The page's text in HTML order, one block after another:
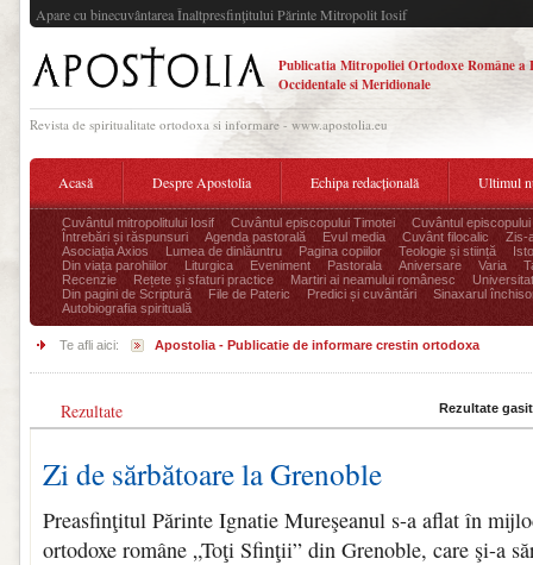
Apare cu binecuvântarea Înaltpresfinţitului Părinte Mitropolit Iosif
Publicatia Mitropoliei Ortodoxe Române a
Occidentale si Meridionale
Revista de spiritualitate ortodoxa si informare - www.apostolia.eu
Acasă Despre Apostolia Echipa redacțională Ultimul
Cuvântul mitropolitului Iosif Cuvântul episcopului Timotei
Cuvântul episcopului
Întrebări și răspunsuri
Agenda pastorală Evul media Cuvânt filocalic
Zis-
Asociația Axios
Lumea de dinlăuntru Pagina copiilor Teologie și stiință
Din viața parohiilor
Liturgica Eveniment Pastorala Aniversare Varia
Recenzie
Rețete și sfaturi practice Martiri ai neamului românesc
Din pagini de Scriptură
File de Pateric Predici și cuvântări
Sinaxarul
Autobiografia spirituală
Te afli aici: Apostolia - Publicatie de informare crestin ortodoxa
Rezultate Rezultate
Zi de sărbătoare la Grenoble
Preasfinţitul Părinte Ignatie Mureşeanul s-a aflat în
ortodoxe române „Toţi Sfinţii” din Grenoble, care şi-a